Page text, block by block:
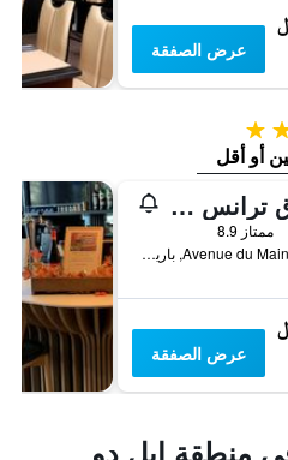
عرض الصفقة
2 نجمتين
أو أقل
فندق ترانس كونتينينتال
ممتاز 8.9
155 Avenue du Maine, باريس, فرنسا
عرض الصفقة
منطقة إيل دو